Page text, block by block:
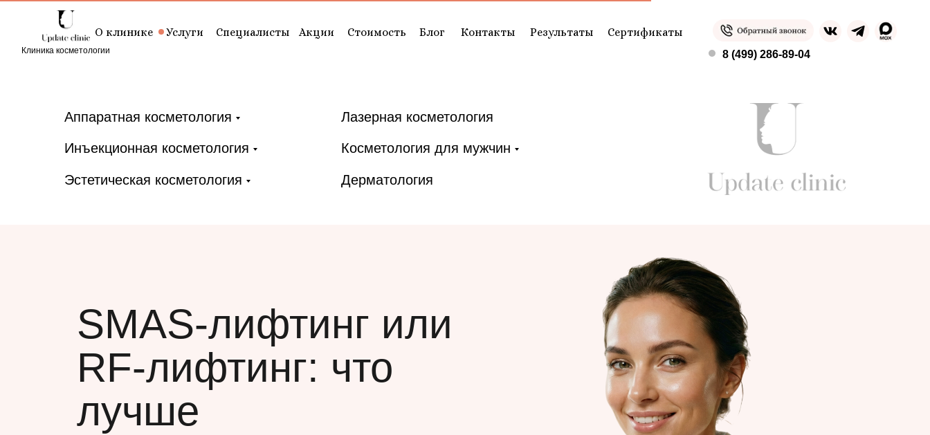
Услуги
О клинике Акции Стоимость Контакты Сертификаты
Результаты
Клиника косметологии
Специалисты Блог
8 (499) 286-89-04
Аппаратная косметология
Инъекционная косметология
Эстетическая косметология
Лазерная косметология
Косметология для мужчин
Дерматология
SMAS-лифтинг или
RF-лифтинг: что
лучше